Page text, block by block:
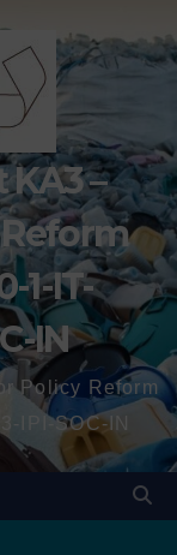
–
1-IT-
IN
Policy Reform
IPI-SOC-IN